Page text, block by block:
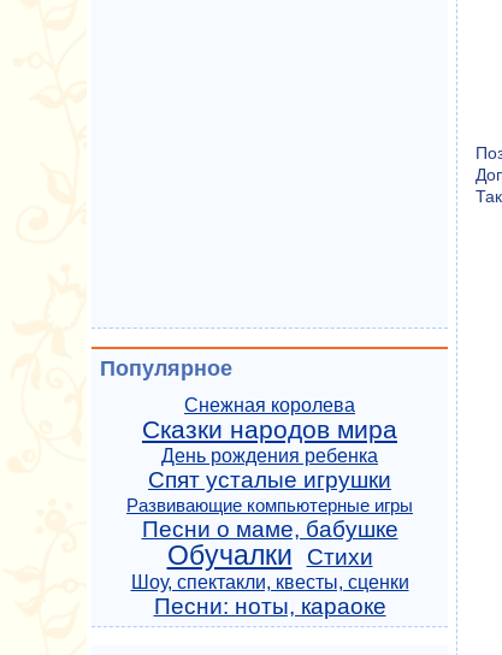
Популярное
Снежная королева
Сказки народов мира
День рождения ребенка
Спят усталые игрушки
Развивающие компьютерные игры
Песни о маме, бабушке
Обучалки Стихи
Шоу, спектакли, квесты, сценки
Песни: ноты, караоке